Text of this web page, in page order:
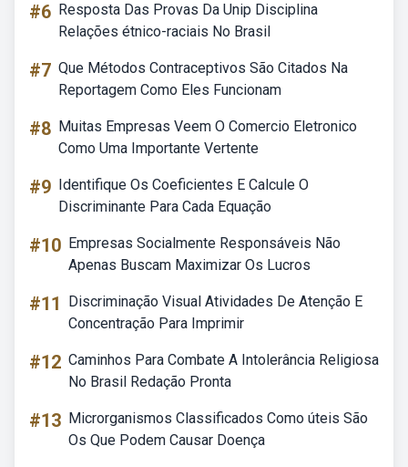
#6 Resposta Das Provas Da Unip Disciplina
Relações étnico-raciais No Brasil
#7 Que Métodos Contraceptivos São Citados Na
Reportagem Como Eles Funcionam
#8 Muitas Empresas Veem O Comercio Eletronico
Como Uma Importante Vertente
#9 Identifique Os Coeficientes E Calcule O
Discriminante Para Cada Equação
#10 Empresas Socialmente Responsáveis Não
Apenas Buscam Maximizar Os Lucros
#11
Discriminação Visual Atividades De Atenção E
Concentração Para Imprimir
#12 Caminhos Para Combate A Intolerância Religiosa
No Brasil Redação Pronta
#13 Microrganismos Classificados Como úteis São
Os Que Podem Causar Doença